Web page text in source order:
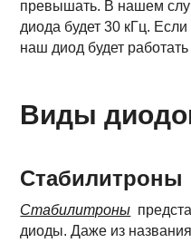
превышать. В нашем
диода будет 30 кГц.
наш диод будет
Виды
Стабилитроны
Стабилитроны
диоды. Даже из